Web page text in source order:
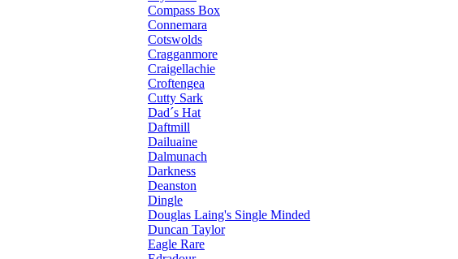
Compass Box
Connemara
Cotswolds
Cragganmore
Craigellachie
Croftengea
Cutty Sark
Dad´s Hat
Daftmill
Dailuaine
Dalmunach
Darkness
Deanston
Dingle
Douglas Laing's Single Minded
Duncan Taylor
Eagle Rare